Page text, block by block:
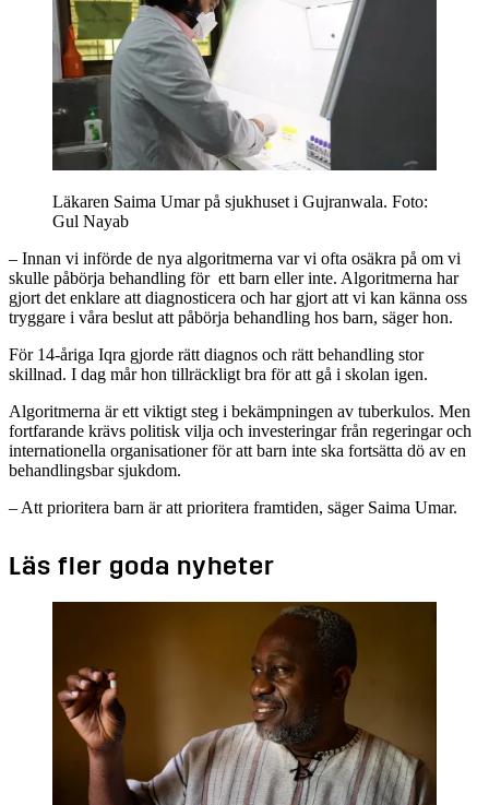
Läkaren Saima Umar på sjukhuset i Gujranwala. Foto:
Gul Nayab
– Innan vi införde de nya algoritmerna var vi ofta osäkra på om vi
skulle påbörja behandling för ett barn eller inte. Algoritmerna har
gjort det enklare att diagnosticera och har gjort att vi kan känna oss
tryggare i våra beslut att påbörja behandling hos barn, säger hon.
För 14-åriga Iqra gjorde rätt diagnos och rätt behandling stor
skillnad. I dag mår hon tillräckligt bra för att gå i skolan igen.
Algoritmerna är ett viktigt steg i bekämpningen av tuberkulos. Men
fortfarande krävs politisk vilja och investeringar från regeringar och
internationella organisationer för att barn inte ska fortsätta dö av en
behandlingsbar sjukdom.
– Att prioritera barn är att prioritera framtiden, säger Saima Umar.
Läs fler goda nyheter